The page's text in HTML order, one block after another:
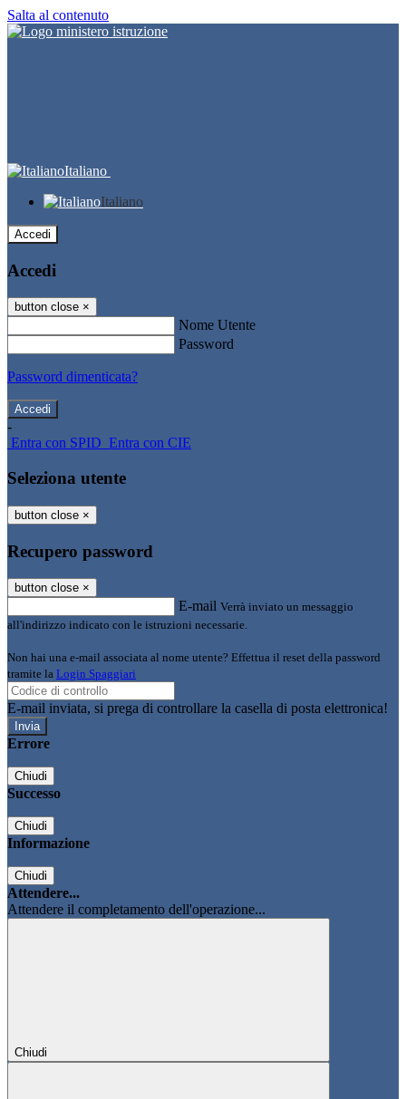
Salta al contenuto
Italiano
Italiano
Accedi
Accedi
button close ×
Nome Utente
Password
Password dimenticata?
-
Entra con SPID Entra con CIE
Seleziona utente
button close ×
Recupero password
button close ×
E-mail Verrà inviato un messaggio
all'indirizzo indicato con le istruzioni necessarie.
Non hai una e-mail associata al nome utente? Effettua il reset della password
tramite la Login Spaggiari
E-mail inviata, si prega di controllare la casella di posta elettronica!
Errore
Chiudi
Successo
Chiudi
Informazione
Chiudi
Attendere...
Attendere il completamento dell'operazione...
Chiudi